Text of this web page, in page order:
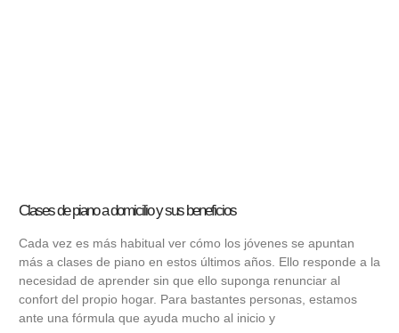
Clases de piano a domicilio y sus beneficios
Cada vez es más habitual ver cómo los jóvenes se apuntan
más a clases de piano en estos últimos años. Ello responde a la
necesidad de aprender sin que ello suponga renunciar al
confort del propio hogar. Para bastantes personas, estamos
ante una fórmula que ayuda mucho al inicio y